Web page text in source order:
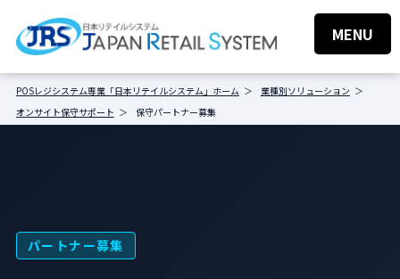
MENU
POSレジシステム専業「日本リテイルシステム」ホーム
業種別ソリューション
オンサイト保守サポート
保守パートナー募集
パートナー募集